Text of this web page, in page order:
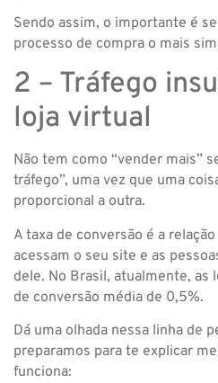
Sendo assim, o importante é
processo de compra o mais
2 – Tráfego
loja virtual
Não tem como “vender mais”
tráfego”, uma vez que uma
proporcional a outra.
A taxa de conversão é a
acessam o seu site e as
dele. No Brasil, atualmente, as
de conversão média de 0,5%.
Dá uma olhada nessa linha de
preparamos para te explicar
funciona: